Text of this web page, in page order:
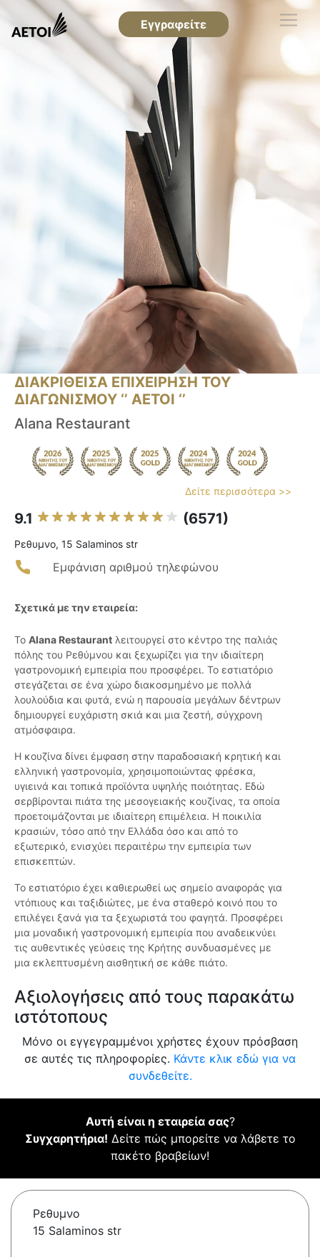
Εγγραφείτε
ΔΙΑΚΡΙΘΕΙΣΑ ΕΠΙΧΕΙΡΗΣΗ ΤΟΥ
ΔΙΑΓΩΝΙΣΜΟΥ ‘’ ΑΕΤΟΙ ‘’
Alana Restaurant
Δείτε περισσότερα >>
9.1 (6571)
Ρεθυμνο, 15 Salaminos str
Εμφάνιση αριθμού τηλεφώνου
Σχετικά με την εταιρεία:
Το Alana Restaurant λειτουργεί στο κέντρο της παλιάς
πόλης του Ρεθύμνου και ξεχωρίζει για την ιδιαίτερη
γαστρονομική εμπειρία που προσφέρει. Το εστιατόριο
στεγάζεται σε ένα χώρο διακοσμημένο με πολλά
λουλούδια και φυτά, ενώ η παρουσία μεγάλων δέντρων
δημιουργεί ευχάριστη σκιά και μια ζεστή, σύγχρονη
ατμόσφαιρα.
Η κουζίνα δίνει έμφαση στην παραδοσιακή κρητική και
ελληνική γαστρονομία, χρησιμοποιώντας φρέσκα,
υγιεινά και τοπικά προϊόντα υψηλής ποιότητας. Εδώ
σερβίρονται πιάτα της μεσογειακής κουζίνας, τα οποία
προετοιμάζονται με ιδιαίτερη επιμέλεια. Η ποικιλία
κρασιών, τόσο από την Ελλάδα όσο και από το
εξωτερικό, ενισχύει περαιτέρω την εμπειρία των
επισκεπτών.
Το εστιατόριο έχει καθιερωθεί ως σημείο αναφοράς για
ντόπιους και ταξιδιώτες, με ένα σταθερό κοινό που το
επιλέγει ξανά για τα ξεχωριστά του φαγητά. Προσφέρει
μια μοναδική γαστρονομική εμπειρία που αναδεικνύει
τις αυθεντικές γεύσεις της Κρήτης συνδυασμένες με
μια εκλεπτυσμένη αισθητική σε κάθε πιάτο.
Αξιολογήσεις από τους παρακάτω
ιστότοπους
Μόνο οι εγγεγραμμένοι χρήστες έχουν πρόσβαση
σε αυτές τις πληροφορίες. Κάντε κλικ εδώ για να
συνδεθείτε.
Αυτή είναι η εταιρεία σας?
Συγχαρητήρια! Δείτε πώς μπορείτε να λάβετε το
πακέτο βραβείων!
Ρεθυμνο
15 Salaminos str